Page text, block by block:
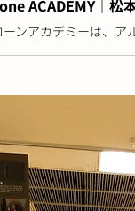
ACADEMY｜松